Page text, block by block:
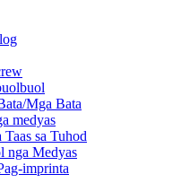
Mga Bata
medyas
sa Tuhod
nga Medyas
imprinta